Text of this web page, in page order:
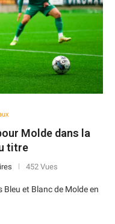
Molde dans la
titre
452 Vues
Bleu et Blanc de Molde en